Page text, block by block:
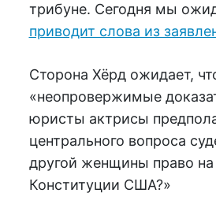
трибуне. Сегодня мы
приводит слова из
Сторона Хёрд ожидает,
«неопровержимые
юристы актрисы
центрального вопроса
другой женщины право на
Конституции США?»